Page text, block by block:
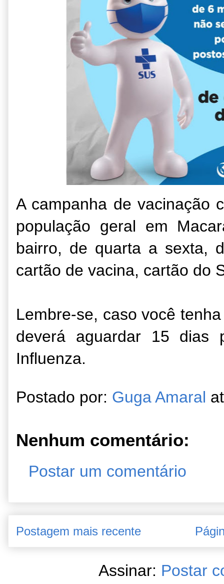
A campanha de vacinação
população geral em
bairro, de quarta a sexta,
cartão de vacina, cartão do
Lembre-se, caso você
deverá aguardar 15 dias
Influenza.
Postado por: Guga Amaral
Nenhum comentário:
Postar um comentário
Postagem mais recente
Assinar: Postar